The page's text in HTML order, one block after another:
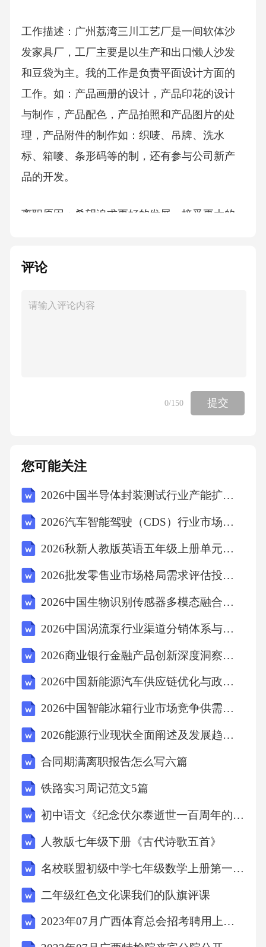
工作描述：广州荔湾三川工艺厂是一间软体沙
发家具厂，工厂主要是以生产和出口懒人沙发
和豆袋为主。我的工作是负责平面设计方面的
工作。如：产品画册的设计，产品印花的设计
与制作，产品配色，产品拍照和产品图片的处
理，产品附件的制作如：织唛、吊牌、洗水
标、箱嘜、条形码等的制，还有参与公司新产
品的开发。
离职原因：希望追求更好的发展，接受更大的
教育背景
毕业院校：广州番禺职业技术学院
受教育培训经历
20__—09~20__—07;广州番禺职业技术学院;产
品造型设计;大专毕业证。
20__—06~20__—09;广州连邦职业培训学校;平
面广告设计师精英班;连邦培训结业证。
英语：一般
国语水平：精通
粤语水平：精通
工作能力及其他专长
拥有扎实的设计基础，良好的手绘能力，整体
画面感好，有一定的创意和想法，精通photosho
p、coreldraw，iiiustrator、indesign、adobeacroba
t等平面设计软件，略懂3dma_、cad等软件件的
基本操作。对设计流程有一定的了解和认识，
评论
0/150 提交
您可能关注
2026中国半导体封装测试行业产能扩张与供需平衡研究报告
2026汽车智能驾驶（CDS）行业市场现状供需分析及投资评估规划分析研究报告
2026秋新人教版英语五年级上册单元四Unit 4 Healthy habits测试卷-基础卷附答案（文档中已插入听力音频）
2026批发零售业市场格局需求评估投资布局策略规划研究计划书
2026中国生物识别传感器多模态融合技术与安全标准研究
2026中国涡流泵行业渠道分销体系与终端市场分析报告
2026商业银行金融产品创新深度洞察及银行业务增长市场前景报告
2026中国新能源汽车供应链优化与政策影响评估分析研究报告
2026中国智能冰箱行业市场竞争供需现状及投资发展现状规划建议
2026能源行业现状全面阐述及发展趋势研究报告
合同期满离职报告怎么写六篇
铁路实习周记范文5篇
初中语文《纪念伏尔泰逝世一百周年的演说》教案
人教版七年级下册《古代诗歌五首》
名校联盟初级中学七年级数学上册第一章1 1生活立体图形素材
二年级红色文化课我们的队旗评课
2023年07月广西体育总会招考聘用上岸笔试必备资料历年高频考点试题摘选含答案详解